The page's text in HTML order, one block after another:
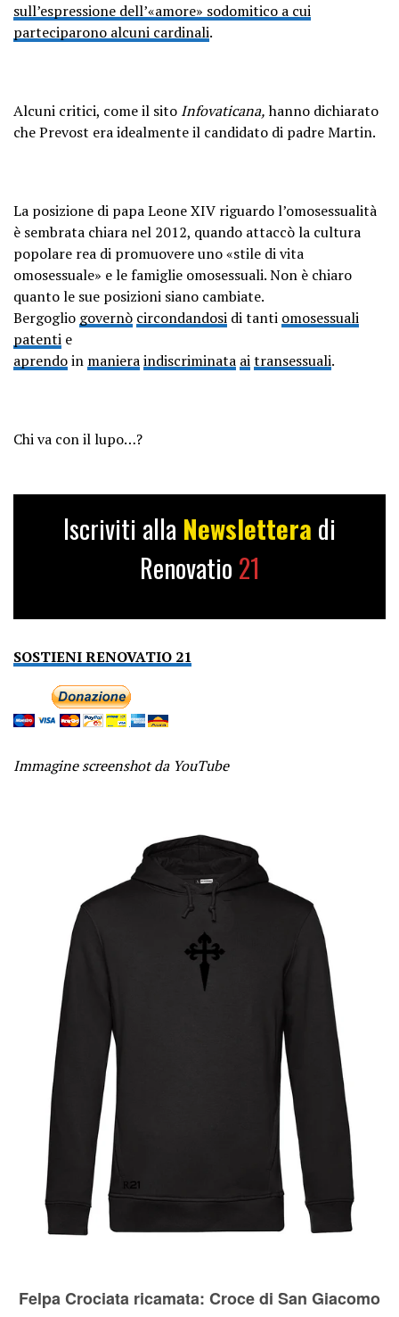
sull’espressione dell’«amore» sodomitico a cui
parteciparono alcuni cardinali.
Alcuni critici, come il sito Infovaticana,hanno dichiarato
che Prevost era idealmente il candidato di padre Martin.
La posizione di papa Leone XIV riguardo l’omosessualità
è sembrata chiara nel 2012, quando attaccò la cultura
popolare rea di promuovere uno «stile di vita
omosessuale» e le famiglie omosessuali. Non è chiaro
quanto le sue posizioni siano cambiate.
Bergoglio governò circondandosi di tanti omosessuali
patenti e
aprendoin manieraindiscriminata aitransessuali.
Chi va con il lupo…?
Iscriviti alla Newslettera di
Renovatio 21
SOSTIENI RENOVATIO 21
Immagine screenshot da YouTube